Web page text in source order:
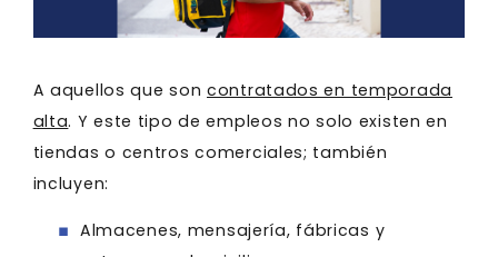
A aquellos que soncontratados en temporada
alta. Y este tipo de empleos no solo existen en
tiendas o centros comerciales; también
incluyen:
Almacenes, mensajería, fábricas y